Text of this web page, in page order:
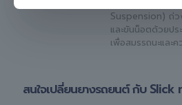
Suspension) ถ่ว
และขันน็อตด้วยป
เพื่อสมรรถนะและ
สนใจเปลี่ยนยางรถยนต์ กับ Slick